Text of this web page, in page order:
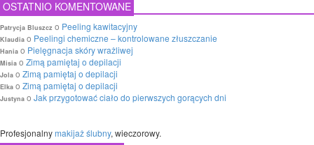
OSTATNIO KOMENTOWANE
Patrycja Bluszcz o Peeling kawitacyjny
Klaudia o Peelingi chemiczne – kontrolowane złuszczanie
Hania o Pielęgnacja skóry wrażliwej
Misia o Zimą pamiętaj o depilacji
Jola o Zimą pamiętaj o depilacji
Elka o Zimą pamiętaj o depilacji
Justyna o Jak przygotować ciało do pierwszych gorących dni
Profesjonalnymakijaż ślubny, wieczorowy.